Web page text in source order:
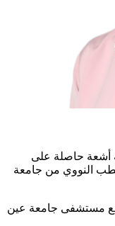
أشعة حاصلة على
النووي من جامعة
مع مستشفى جامعة عين